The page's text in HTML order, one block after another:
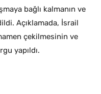
bağlı kalmanın ve
Açıklamada, İsrail
çekilmesinin ve
yapıldı.